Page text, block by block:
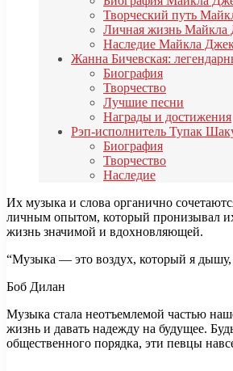
Творческий путь
Личная жизнь Майкла
Наследие Майкла
Жанна Бичевская:
Биография
Творчество
Лучшие песни
Награды и достижения
Рэп-исполнитель Тупак
Биография
Творчество
Наследие
Их музыка и слова органично
личным опытом, который пронизывал
жизнь значимой и вдохновляющей.
“Музыка — это воздух, который я дышу,
Боб Дилан
Музыка стала неотъемлемой частью
жизнь и давать надежду на будущее.
общественного порядка, эти певцы